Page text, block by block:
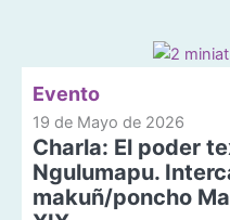
Evento
19 de Mayo de 2026
Charla: El poder
Ngulumapu.
makuñ/poncho